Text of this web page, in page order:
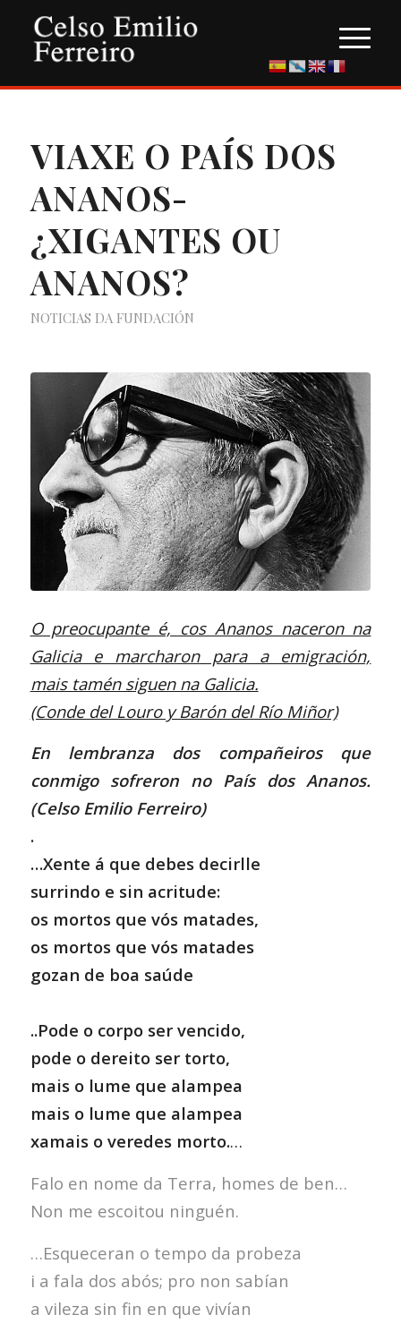
VIAXE O PAÍS DOS
ANANOS-
¿XIGANTES OU
ANANOS?
NOTICIAS DA FUNDACIÓN
O preocupante é, cos Ananos naceron na
Galicia e marcharon para a emigración,
mais tamén siguen na Galicia.
(Conde del Louro y Barón del Río Miñor)
En lembranza dos compañeiros que
conmigo sofreron no País dos Ananos.
(Celso Emilio Ferreiro)
.
…Xente á que debes decirlle
surrindo e sin acritude:
os mortos que vós matades,
os mortos que vós matades
gozan de boa saúde
..Pode o corpo ser vencido,
pode o dereito ser torto,
mais o lume que alampea
mais o lume que alampea
xamais o veredes morto.…
Falo en nome da Terra, homes de ben…
Non me escoitou ninguén.
…Esqueceran o tempo da probeza
i a fala dos abós; pro non sabían
a vileza sin fin en que vivían